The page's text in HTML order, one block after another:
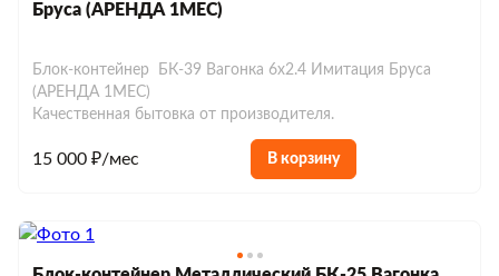
Бруса (АРЕНДА 1МЕС)
Блок-контейнер БК-39 Вагонка 6х2.4 Имитация Бруса
(АРЕНДА 1МЕС)
Качественная бытовка от производителя.
15 000 ₽/мес В корзину